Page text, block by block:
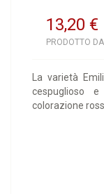
13,20 €
PRODOTTO
La varietà
cespuglioso
colorazione